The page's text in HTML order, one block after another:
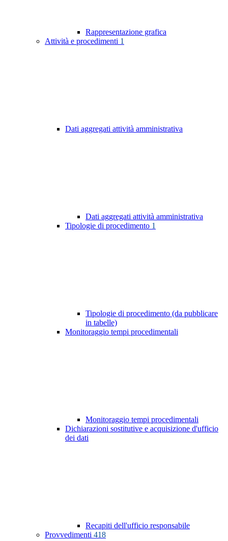
Rappresentazione grafica
Attività e procedimenti 1
Dati aggregati attività amministrativa
Dati aggregati attività amministrativa
Tipologie di procedimento 1
Tipologie di procedimento (da pubblicare
in tabelle)
Monitoraggio tempi procedimentali
Monitoraggio tempi procedimentali
Dichiarazioni sostitutive e acquisizione d'ufficio
dei dati
Recapiti dell'ufficio responsabile
Provvedimenti 418